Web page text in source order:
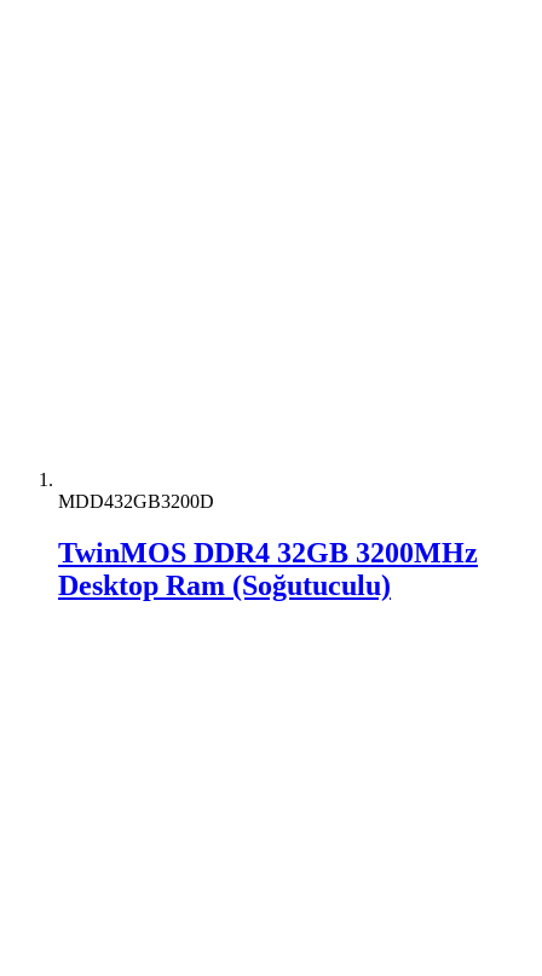
MDD432GB3200D
TwinMOS DDR4 32GB 3200MHz
Desktop Ram (Soğutuculu)